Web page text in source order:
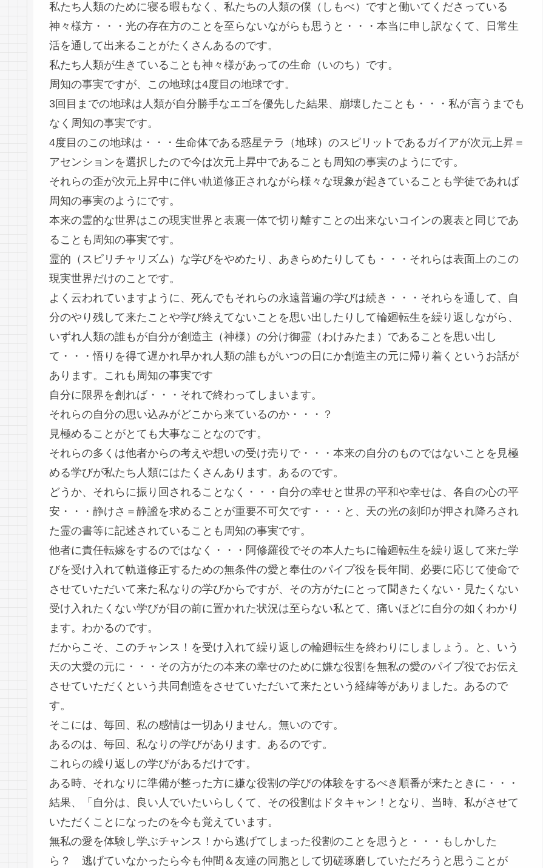
私たち人類のために寝る暇もなく、私たちの人類の僕（しもべ）ですと働いてくださっている
神々様方・・・光の存在方のことを至らないながらも思うと・・・本当に申し訳なくて、日常生
活を通して出来ることがたくさんあるのです。
私たち人類が生きていることも神々様があっての生命（いのち）です。
周知の事実ですが、この地球は4度目の地球です。
3回目までの地球は人類が自分勝手なエゴを優先した結果、崩壊したことも・・・私が言うまでも
なく周知の事実です。
4度目のこの地球は・・・生命体である惑星テラ（地球）のスピリットであるガイアが次元上昇＝
アセンションを選択したので今は次元上昇中であることも周知の事実のようにです。
それらの歪が次元上昇中に伴い軌道修正されながら様々な現象が起きていることも学徒であれば
周知の事実のようにです。
本来の霊的な世界はこの現実世界と表裏一体で切り離すことの出来ないコインの裏表と同じであ
ることも周知の事実です。
霊的（スピリチャリズム）な学びをやめたり、あきらめたりしても・・・それらは表面上のこの
現実世界だけのことです。
よく云われていますように、死んでもそれらの永遠普遍の学びは続き・・・それらを通して、自
分のやり残して来たことや学び終えてないことを思い出したりして輪廻転生を繰り返しながら、
いずれ人類の誰もが自分が創造主（神様）の分け御霊（わけみたま）であることを思い出し
て・・・悟りを得て遅かれ早かれ人類の誰もがいつの日にか創造主の元に帰り着くというお話が
あります。これも周知の事実です
自分に限界を創れば・・・それで終わってしまいます。
それらの自分の思い込みがどこから来ているのか・・・？
見極めることがとても大事なことなのです。
それらの多くは他者からの考えや想いの受け売りで・・・本来の自分のものではないことを見極
める学びが私たち人類にはたくさんあります。あるのです。
どうか、それらに振り回されることなく・・・自分の幸せと世界の平和や幸せは、各自の心の平
安・・・静けさ＝静謐を求めることが重要不可欠です・・・と、天の光の刻印が押され降ろされ
た霊の書等に記述されていることも周知の事実です。
他者に責任転嫁をするのではなく・・・阿修羅役でその本人たちに輪廻転生を繰り返して来た学
びを受け入れて軌道修正するための無条件の愛と奉仕のパイプ役を長年間、必要に応じて使命で
させていただいて来た私なりの学びからですが、その方がたにとって聞きたくない・見たくない
受け入れたくない学びが目の前に置かれた状況は至らない私とて、痛いほどに自分の如くわかり
ます。わかるのです。
だからこそ、このチャンス！を受け入れて繰り返しの輪廻転生を終わりにしましょう。と、いう
天の大愛の元に・・・その方がたの本来の幸せのために嫌な役割を無私の愛のパイプ役でお伝え
させていただくという共同創造をさせていただいて来たという経緯等がありました。あるので
す。
そこには、毎回、私の感情は一切ありません。無いのです。
あるのは、毎回、私なりの学びがあります。あるのです。
これらの繰り返しの学びがあるだけです。
ある時、それなりに準備が整った方に嫌な役割の学びの体験をするべき順番が来たときに・・・
結果、「自分は、良い人でいたいらしくて、その役割はドタキャン！となり、当時、私がさせて
いただくことになったのを今も覚えています。
無私の愛を体験し学ぶチャンス！から逃げてしまった役割のことを思うと・・・もしかした
ら？ 逃げていなかったら今も仲間＆友達の同胞として切磋琢磨していただろうと思うことが